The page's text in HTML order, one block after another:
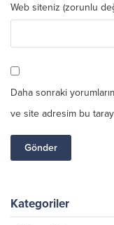
Web siteniz (zorunlu
Daha sonraki
ve site adresim bu
Kategoriler